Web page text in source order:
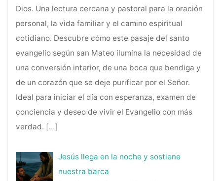
Dios. Una lectura cercana y pastoral para la oración
personal, la vida familiar y el camino espiritual
cotidiano. Descubre cómo este pasaje del santo
evangelio según san Mateo ilumina la necesidad de
una conversión interior, de una boca que bendiga y
de un corazón que se deje purificar por el Señor.
Ideal para iniciar el día con esperanza, examen de
conciencia y deseo de vivir el Evangelio con más
verdad. […]
Jesús llega en la noche y sostiene
nuestra barca